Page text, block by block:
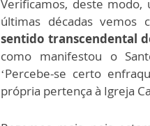
Verificamos, deste
últimas décadas vemos
sentido transcendental
como manifestou o
‘Percebe-se certo
própria pertença à Igreja